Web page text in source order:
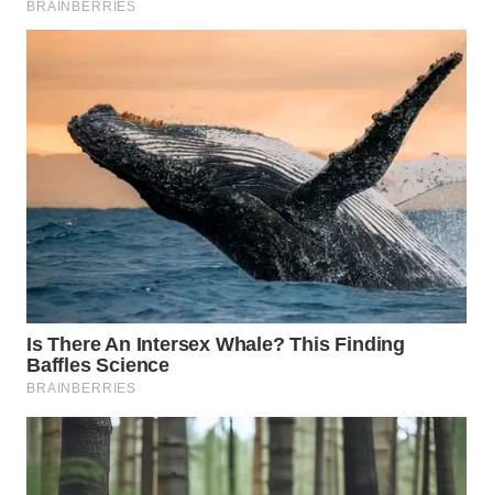
WN
TAPANULI
WN
TANJUNG
LESUNG
WN
KARO
WN
SIMALUNGUN